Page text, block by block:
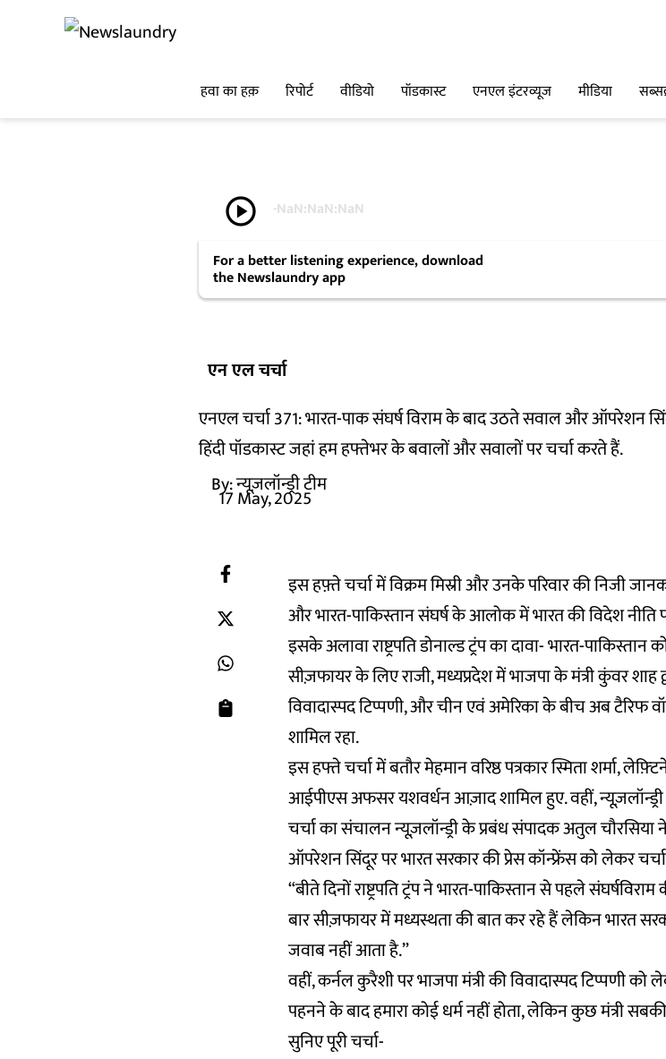
हवा का हक़ रिपोर्ट वीडियो पॉडकास्ट एनएल इंटरव्यूज मीडिया
play_circle -NaN:NaN:NaN
For a better listening experience, download
the Newslaundry app
एन एल चर्चा
एनएल चर्चा 371: भारत-पाक संघर्ष विराम के बाद उठते सवाल और ऑपरेशन
हिंदी पॉडकास्ट जहां हम हफ्तेभर के बवालों और सवालों पर चर्चा करते हैं.
By:न्यूज़लॉन्ड्री टीम
17 May, 2025
इस हफ़्ते चर्चा में विक्रम मिस्री और उनके परिवार की निजी
और भारत-पाकिस्तान संघर्ष के आलोक में भारत की विदेश नीति
इसके अलावा राष्ट्रपति डोनाल्ड ट्रंप का दावा- भारत-
सीज़फायर के लिए राजी, मध्यप्रदेश में भाजपा के मंत्री कुंवर शाह
विवादास्पद टिप्पणी, और चीन एवं अमेरिका के बीच अब टैरिफ
शामिल रहा.
इस हफ्ते चर्चा में बतौर मेहमान वरिष्ठ पत्रकार स्मिता शर्मा,
आईपीएस अफसर यशवर्धन आज़ाद शामिल हुए. वहीं, न्यूज़लॉन्ड्री
चर्चा का संचालन न्यूज़लॉन्ड्री के प्रबंध संपादक अतुल चौरसिया
ऑपरेशन सिंदूर पर भारत सरकार की प्रेस कॉन्फ्रेंस को लेकर
“बीते दिनों राष्ट्रपति ट्रंप ने भारत-पाकिस्तान से पहले
बार सीज़फायर में मध्यस्थता की बात कर रहे हैं लेकिन भारत
जवाब नहीं आता है.”
वहीं, कर्नल कुरैशी पर भाजपा मंत्री की विवादास्पद टिप्पणी
पहनने के बाद हमारा कोई धर्म नहीं होता, लेकिन कुछ मंत्री
सुनिए पूरी चर्चा-